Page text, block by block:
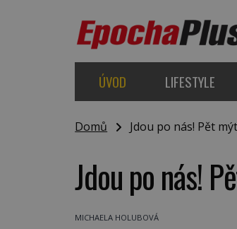
ÚVOD LIFESTYLE
Domů Jdou po nás! Pět
Jdou po nás!
MICHAELA HOLUBOVÁ